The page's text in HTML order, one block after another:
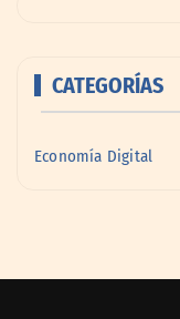
CATEGORÍAS
Economía Digital